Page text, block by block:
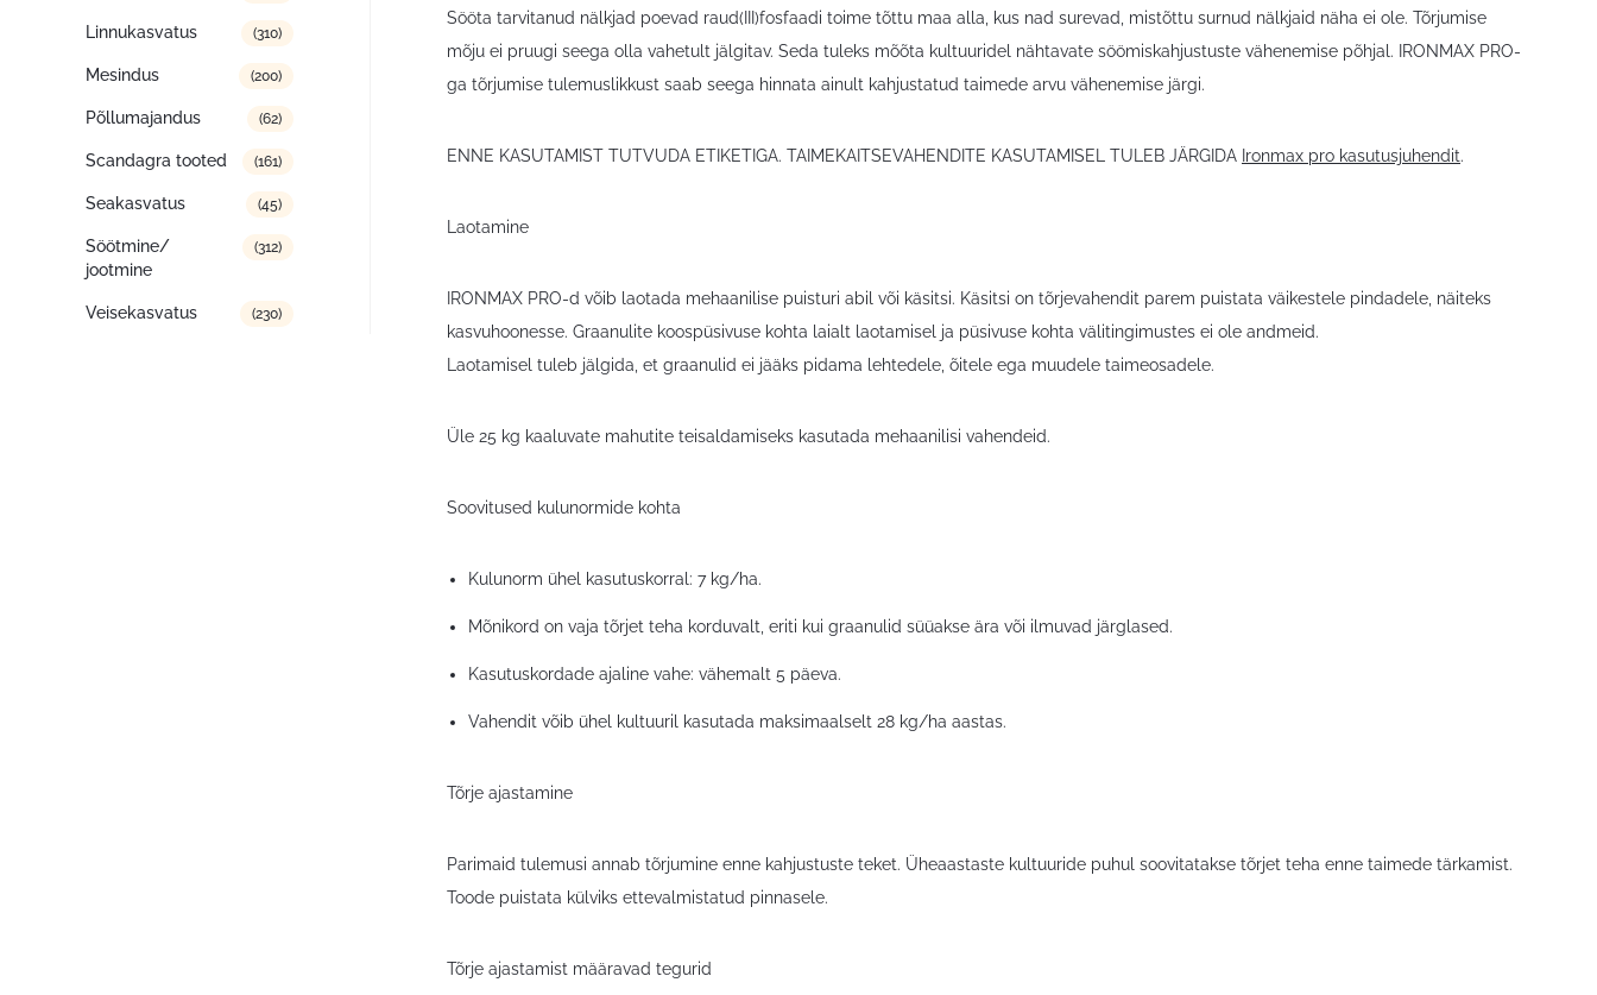
Linnukasvatus (310)
Mesindus (200)
Põllumajandus (62)
Scandagra tooted (161)
Seakasvatus (45)
Söötmine/
jootmine
(312)
Veisekasvatus (230)
Sööta tarvitanud nälkjad poevad raud(III)fosfaadi toime tõttu maa alla, kus nad surevad, mistõttu surnud nälkjaid näha ei ole. Tõrjumise
mõju ei pruugi seega olla vahetult jälgitav. Seda tuleks mõõta kultuuridel nähtavate söömiskahjustuste vähenemise põhjal. IRONMAX PRO-
ga tõrjumise tulemuslikkust saab seega hinnata ainult kahjustatud taimede arvu vähenemise järgi.
ENNE KASUTAMIST TUTVUDA ETIKETIGA. TAIMEKAITSEVAHENDITE KASUTAMISEL TULEB JÄRGIDA Ironmax pro kasutusjuhendit.
Laotamine
IRONMAX PRO-d võib laotada mehaanilise puisturi abil või käsitsi. Käsitsi on tõrjevahendit parem puistata väikestele pindadele, näiteks
kasvuhoonesse. Graanulite koospüsivuse kohta laialt laotamisel ja püsivuse kohta välitingimustes ei ole andmeid.
Laotamisel tuleb jälgida, et graanulid ei jääks pidama lehtedele, õitele ega muudele taimeosadele.
Üle 25 kg kaaluvate mahutite teisaldamiseks kasutada mehaanilisi vahendeid.
Soovitused kulunormide kohta
Kulunorm ühel kasutuskorral: 7 kg/ha.
Mõnikord on vaja tõrjet teha korduvalt, eriti kui graanulid süüakse ära või ilmuvad järglased.
Kasutuskordade ajaline vahe: vähemalt 5 päeva.
Vahendit võib ühel kultuuril kasutada maksimaalselt 28 kg/ha aastas.
Tõrje ajastamine
Parimaid tulemusi annab tõrjumine enne kahjustuste teket. Üheaastaste kultuuride puhul soovitatakse tõrjet teha enne taimede tärkamist.
Toode puistata külviks ettevalmistatud pinnasele.
Tõrje ajastamist määravad tegurid